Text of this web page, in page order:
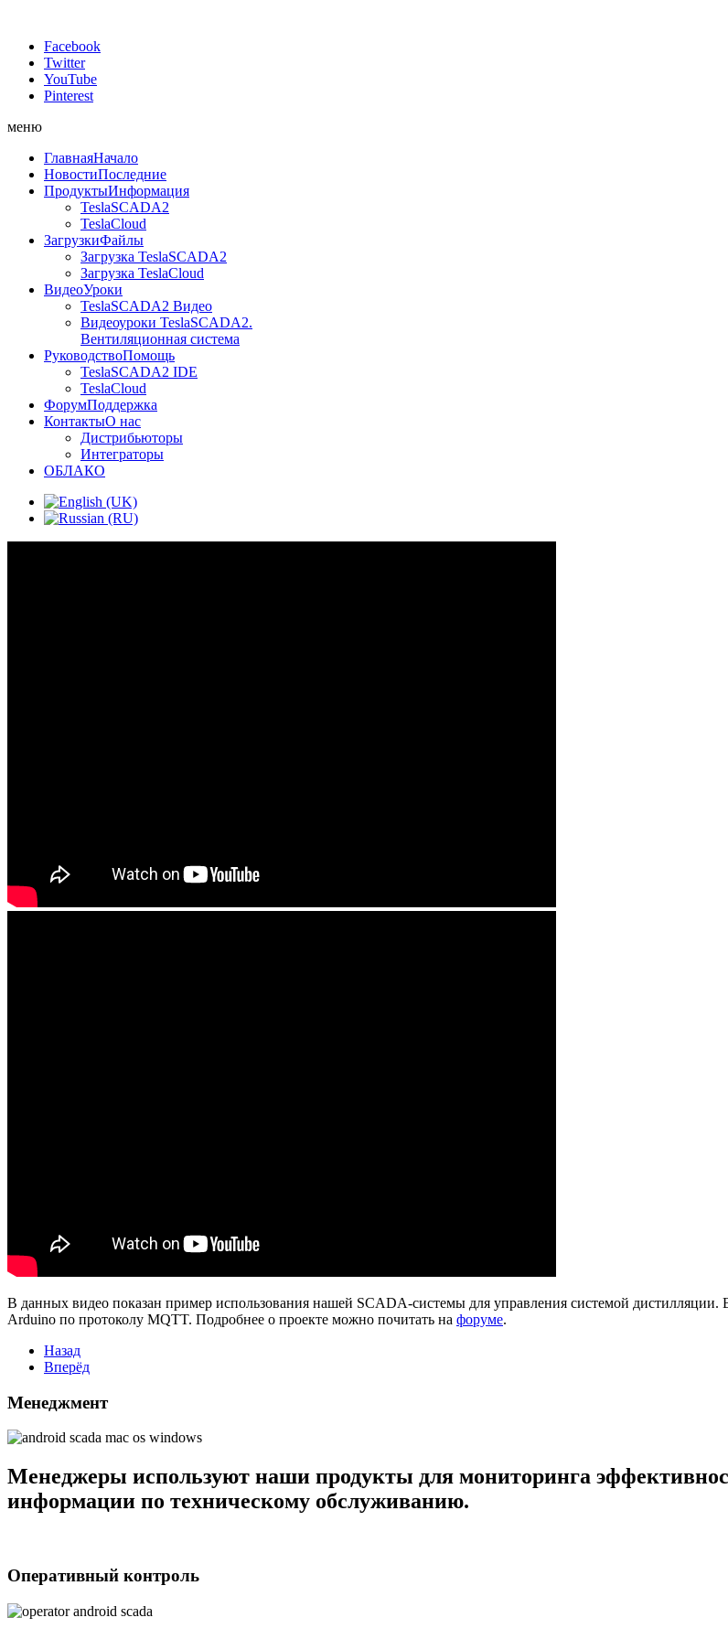
Facebook
Twitter
YouTube
Pinterest
меню
ГлавнаяНачало
НовостиПоследние
ПродуктыИнформация
TeslaSCADA2
TeslaCloud
ЗагрузкиФайлы
Загрузка TeslaSCADA2
Загрузка TeslaCloud
ВидеоУроки
TeslaSCADA2 Видео
Видеоуроки TeslaSCADA2.
Вентиляционная система
РуководствоПомощь
TeslaSCADA2 IDE
TeslaCloud
ФорумПоддержка
КонтактыО нас
Дистрибьюторы
Интеграторы
ОБЛАКО
В данных видео показан пример использования нашей SCADA-системы для управления системой дистилляции.
Arduino по протоколу MQTT. Подробнее о проекте можно почитать на форуме.
Назад
Вперёд
Менеджмент
Менеджеры используют наши продукты для мониторинга
информации по техническому обслуживанию.
Оперативный контроль